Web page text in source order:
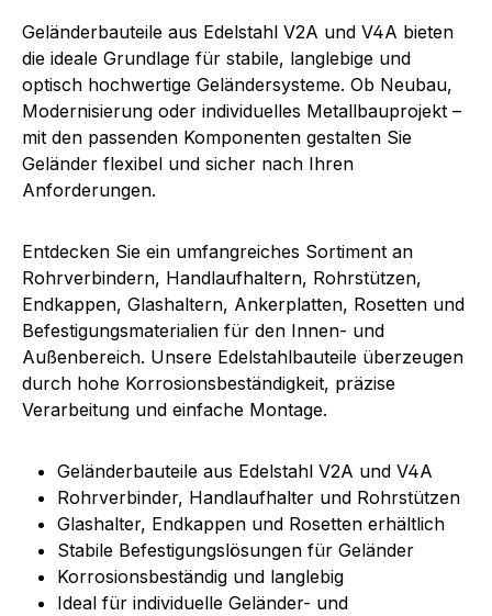
Geländerbauteile aus Edelstahl V2A und V4A bieten
die ideale Grundlage für stabile, langlebige und
optisch hochwertige Geländersysteme. Ob Neubau,
Modernisierung oder individuelles Metallbauprojekt –
mit den passenden Komponenten gestalten Sie
Geländer flexibel und sicher nach Ihren
Anforderungen.
Entdecken Sie ein umfangreiches Sortiment an
Rohrverbindern, Handlaufhaltern, Rohrstützen,
Endkappen, Glashaltern, Ankerplatten, Rosetten und
Befestigungsmaterialien für den Innen- und
Außenbereich. Unsere Edelstahlbauteile überzeugen
durch hohe Korrosionsbeständigkeit, präzise
Verarbeitung und einfache Montage.
Geländerbauteile aus Edelstahl V2A und V4A
Rohrverbinder, Handlaufhalter und Rohrstützen
Glashalter, Endkappen und Rosetten erhältlich
Stabile Befestigungslösungen für Geländer
Korrosionsbeständig und langlebig
Ideal für individuelle Geländer- und